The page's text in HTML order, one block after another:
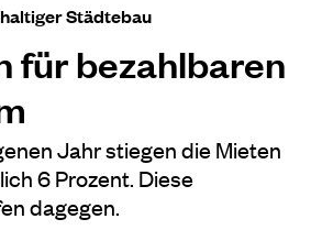
Städtebau
für bezahlbaren
Jahr stiegen die Mieten
6 Prozent. Diese
dagegen.